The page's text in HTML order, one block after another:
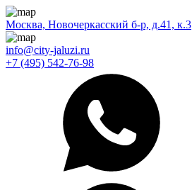
Москва, Новочеркасский б-р, д.41, к.3
info@city-jaluzi.ru
+7 (495) 542-76-98